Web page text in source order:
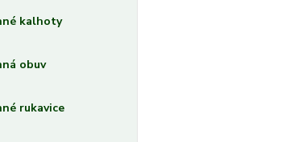
kalhoty
obuv
rukavice